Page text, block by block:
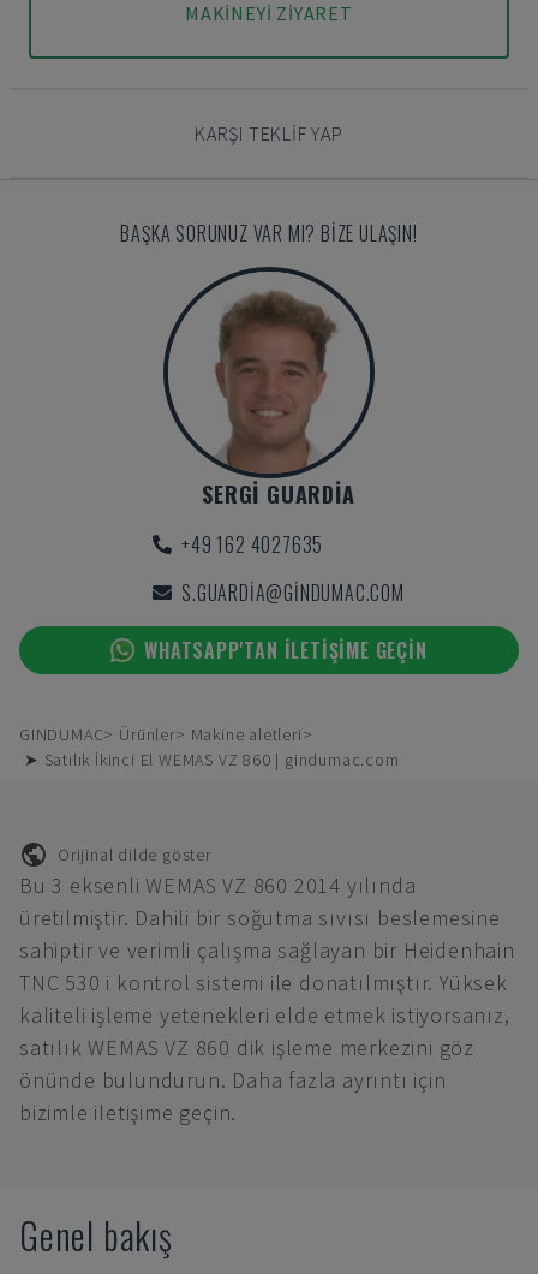
MAKINEYI ZIYARET
KARŞI TEKLIF YAP
BAŞKA SORUNUZ VAR MI? BIZE ULAŞIN!
SERGI GUARDIA
+49 162 4027635
S.GUARDIA@GINDUMAC.COM
WHATSAPP'TAN ILETIŞIME GEÇIN
GINDUMAC Ürünler
Makine aletleri
➤ Satılık İkinci El WEMAS VZ 860 | gindumac.com
Orijinal dilde göster
Bu 3 eksenli WEMAS VZ 860 2014 yılında
üretilmiştir. Dahili bir soğutma sıvısı beslemesine
sahiptir ve verimli çalışma sağlayan bir Heidenhain
TNC 530 i kontrol sistemi ile donatılmıştır. Yüksek
kaliteli işleme yetenekleri elde etmek istiyorsanız,
satılık WEMAS VZ 860 dik işleme merkezini göz
önünde bulundurun. Daha fazla ayrıntı için
bizimle iletişime geçin.
Genel bakış